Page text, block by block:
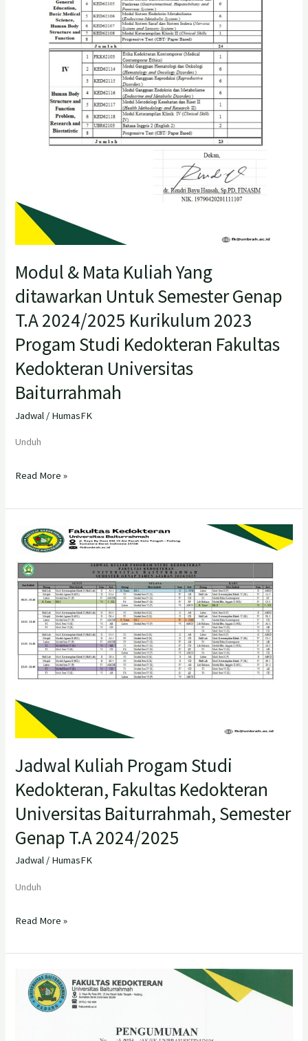
Modul & Mata Kuliah Yang
ditawarkan Untuk Semester Genap
T.A 2024/2025 Kurikulum 2023
Progam Studi Kedokteran Fakultas
Kedokteran Universitas
Baiturrahmah
Jadwal / HumasFK
Unduh
Semester
Kurikulum
Kedokteran
Universitas
Baiturrahmah
Read More »
Jadwal Kuliah Progam Studi
Kedokteran, Fakultas Kedokteran
Universitas Baiturrahmah, Semester
Genap T.A 2024/2025
Jadwal / HumasFK
Unduh
Jadwal
Kuliah
Progam
Studi
Kedokteran,
Fakultas
Kedokteran
Universitas
Baiturrahmah,
Semester
Genap
T.A
Read More »
Pengumuman
Awal
Kuliah